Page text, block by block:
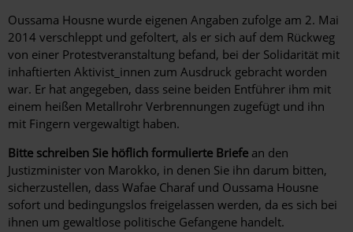
Oussama Housne wurde eigenen Angaben zufolge am 2. Mai
2014 verschleppt und gefoltert, als er sich auf dem Rückweg
von einer Protestveranstaltung befand, bei der Solidarität mit
inhaftierten Aktivist_innen zum Ausdruck gebracht worden
war. Er hat angegeben, dass seine beiden Entführer ihm mit
einem heißen Metallrohr Verbrennungen zugefügt und ihn
mit Fingern vergewaltigt haben.
Bitte schreiben Sie höflich formulierte Briefe an den
Justizminister von Marokko, in denen Sie ihn darum bitten,
sicherzustellen, dass Wafae Charaf und Oussama Housne
sofort und bedingungslos freigelassen werden, da es sich bei
ihnen um gewaltlose politische Gefangene handelt.